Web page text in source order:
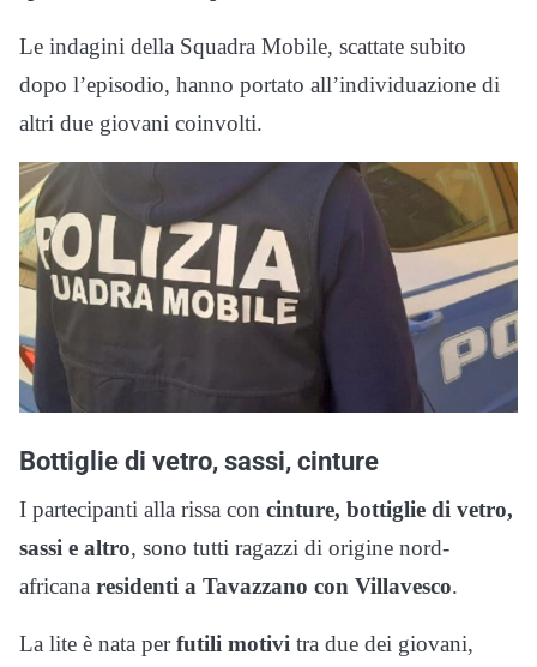
Le indagini della Squadra Mobile, scattate subito
dopo l’episodio, hanno portato all’individuazione di
altri due giovani coinvolti.
Bottiglie di vetro, sassi, cinture
I partecipanti alla rissa con cinture, bottiglie di vetro,
sassi e altro, sono tutti ragazzi di origine nord-
africana residenti a Tavazzano con Villavesco.
La lite è nata perfutili motivi tra due dei giovani,